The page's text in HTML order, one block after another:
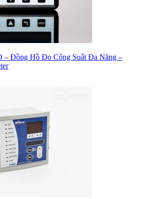
– Đồng Hồ Đo Công Suất Đa Năng –